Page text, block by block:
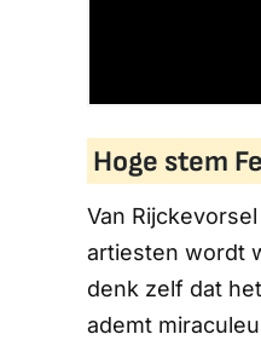
Hoge stem
Van
artiesten wordt
denk zelf dat
ademt